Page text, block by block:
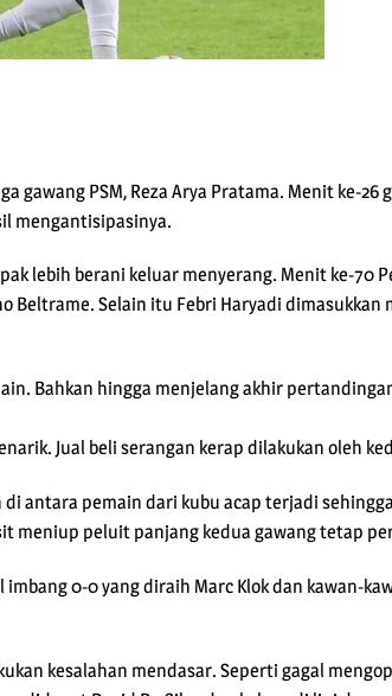
PSM, Reza Arya Pratama. Menit ke-26
mengantisipasinya.
lebih berani keluar menyerang. Menit ke-70
Beltrame. Selain itu Febri Haryadi dimasukkan
Bahkan hingga menjelang akhir
Jual beli serangan kerap dilakukan oleh
antara pemain dari kubu acap terjadi
meniup peluit panjang kedua gawang tetap
0-0 yang diraih Marc Klok dan kawan-
kesalahan mendasar. Seperti gagal